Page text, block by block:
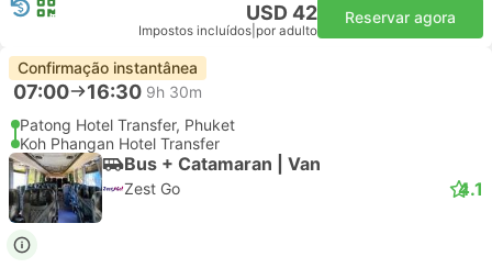
USD 42
Impostos incluídos por adulto
Reservar agora
Confirmação instantânea
07:00 16:30 9h 30m
Patong Hotel Transfer, Phuket
Koh Phangan Hotel Transfer
Bus + Catamaran | Van
Zest Go 4.1